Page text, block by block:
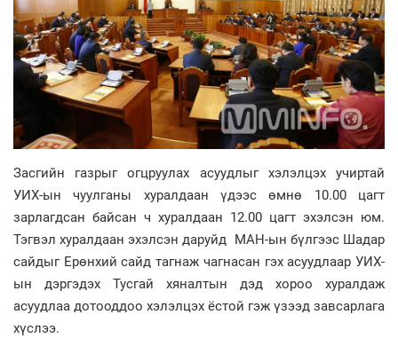
Засгийн газрыг огцруулах асуудлыг хэлэлцэх учиртай
УИХ-ын чуулганы хуралдаан үдээс өмнө 10.00 цагт
зарлагдсан байсан ч хуралдаан 12.00 цагт эхэлсэн юм.
Тэгвэл хуралдаан эхэлсэн даруйд МАН-ын бүлгээс Шадар
сайдыг Ерөнхий сайд тагнаж чагнасан гэх асуудлаар УИХ-
ын дэргэдэх Тусгай хяналтын дэд хороо хуралдаж
асуудлаа дотооддоо хэлэлцэх ёстой гэж үзээд завсарлага
хүслээ.